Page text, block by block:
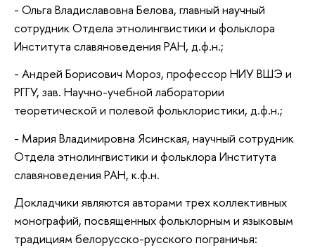
- Ольга Владиславовна Белова, главный научный
сотрудник Отдела этнолингвистики и фольклора
Института славяноведения РАН, д.ф.н.;
- Андрей Борисович Мороз, профессор НИУ ВШЭ и
РГГУ, зав. Научно-учебной лаборатории
теоретической и полевой фольклористики, д.ф.н.;
- Мария Владимировна Ясинская, научный сотрудник
Отдела этнолингвистики и фольклора Института
славяноведения РАН, к.ф.н.
Докладчики являются авторами трех коллективных
монографий, посвященных фольклорным и языковым
традициям белорусско-русского пограничья: